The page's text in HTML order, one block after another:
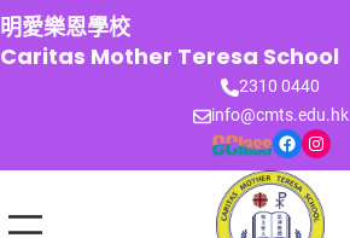
跳
至
主
明愛樂恩學校
Caritas Mother Teresa School
2310 0440
info@cmts.edu.hk
Facebook Instagram